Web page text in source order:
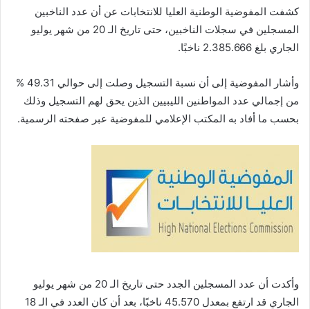
كشفت المفوضية الوطنية العليا للانتخابات عن أن عدد الناخبين
المسجلين في سجلات الناخبين، حتى تاريخ الـ 20 من شهر يوليو
الجاري بلغ 2.385.666 ناخبًا.
وأشار المفوضية إلى أن نسبة التسجيل وصلت إلى حوالي 49.31 %
من إجمالي عدد المواطنين الليبيين الذين يحق لهم التسجيل وذلك
بحسب ما أفاد به المكتب الإعلامي للمفوضية عبر صفحته الرسمية.
وأكدت أن عدد المسجلين الجدد حتى تاريخ الـ 20 من شهر يوليو
الجاري قد ارتفع بمعدل 45.570 ناخبًا، بعد أن كان العدد في الـ 18